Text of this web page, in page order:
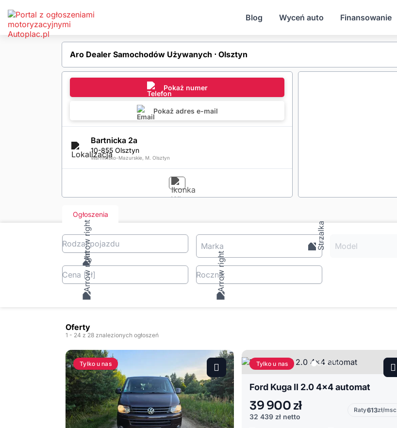
Blog Wyceń auto Finansowanie
Aro Dealer Samochodów Używanych ⋅ Olsztyn
Pokaż numer
Pokaż adres e-mail
Bartnicka 2a
10-855 Olsztyn
Warmińsko-Mazurskie, M. Olsztyn
Ogłoszenia
Rodzaj pojazdu Marka Model
Cena [zł] Rocznik
Oferty
1 - 24 z 28 znalezionych ogłoszeń
Tylko u nas Tylko u nas
Ford Kuga II 2.0 4x4 automat
39 900 zł
32 439 zł netto
Raty613zł/msc